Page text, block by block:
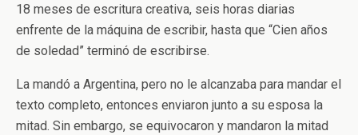
18 meses de escritura creativa, seis horas diarias
enfrente de la máquina de escribir, hasta que “Cien años
de soledad” terminó de escribirse.
La mandó a Argentina, pero no le alcanzaba para mandar el
texto completo, entonces enviaron junto a su esposa la
mitad. Sin embargo, se equivocaron y mandaron la mitad